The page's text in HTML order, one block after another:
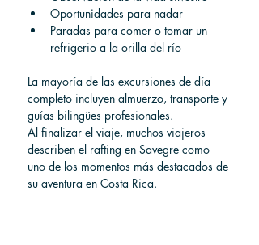
Oportunidades para nadar
Paradas para comer o tomar un
refrigerio a la orilla del río
La mayoría de las excursiones de día
completo incluyen almuerzo, transporte y
guías bilingües profesionales.
Al finalizar el viaje, muchos viajeros
describen el rafting en Savegre como
uno de los momentos más destacados de
su aventura en Costa Rica.